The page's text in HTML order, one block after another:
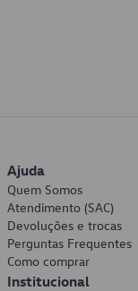
Ajuda
Quem Somos
Atendimento (SAC)
Devoluções e trocas
Perguntas Frequentes
Como comprar
Institucional